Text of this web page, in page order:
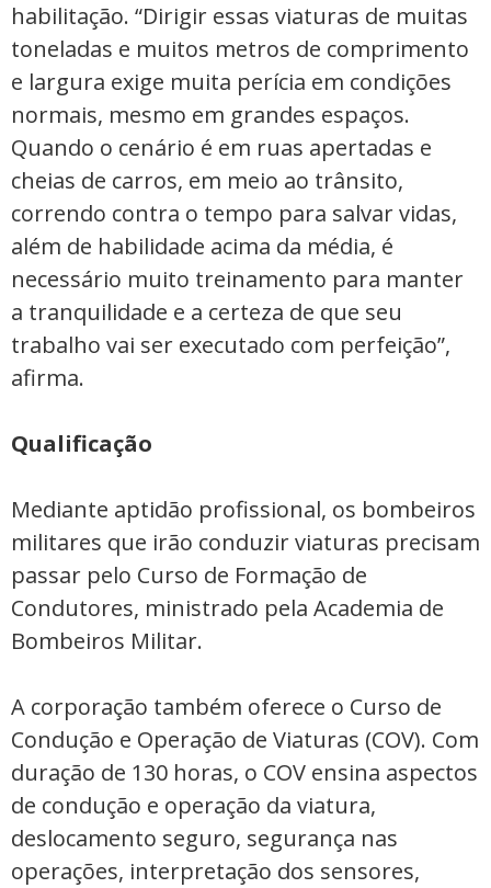
habilitação. “Dirigir essas viaturas de muitas
toneladas e muitos metros de comprimento
e largura exige muita perícia em condições
normais, mesmo em grandes espaços.
Quando o cenário é em ruas apertadas e
cheias de carros, em meio ao trânsito,
correndo contra o tempo para salvar vidas,
além de habilidade acima da média, é
necessário muito treinamento para manter
a tranquilidade e a certeza de que seu
trabalho vai ser executado com perfeição”,
afirma.
Qualificação
Mediante aptidão profissional, os bombeiros
militares que irão conduzir viaturas precisam
passar pelo Curso de Formação de
Condutores, ministrado pela Academia de
Bombeiros Militar.
A corporação também oferece o Curso de
Condução e Operação de Viaturas (COV). Com
duração de 130 horas, o COV ensina aspectos
de condução e operação da viatura,
deslocamento seguro, segurança nas
operações, interpretação dos sensores,